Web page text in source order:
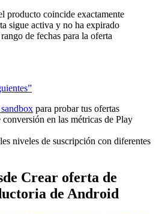
producto coincide exactamente
sigue activa y no ha expirado
de fechas para la oferta
para probar tus ofertas
en las métricas de Play
niveles de suscripción con diferentes
Crear oferta de
de Android